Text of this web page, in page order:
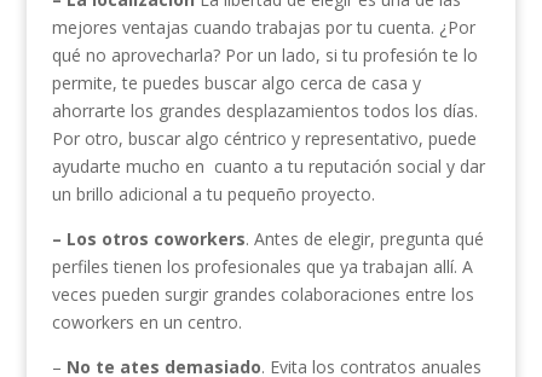
mejores ventajas cuando trabajas por tu cuenta. ¿Por
qué no aprovecharla? Por un lado, si tu profesión te lo
permite, te puedes buscar algo cerca de casa y
ahorrarte los grandes desplazamientos todos los días.
Por otro, buscar algo céntrico y representativo, puede
ayudarte mucho en cuanto a tu reputación social y dar
un brillo adicional a tu pequeño proyecto.
– Los otros coworkers. Antes de elegir, pregunta qué
perfiles tienen los profesionales que ya trabajan allí. A
veces pueden surgir grandes colaboraciones entre los
coworkers en un centro.
– No te ates demasiado. Evita los contratos anuales